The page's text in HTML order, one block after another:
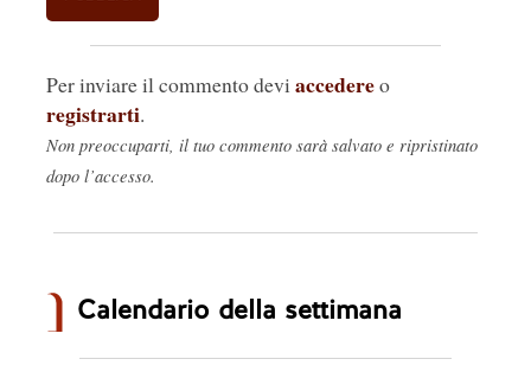
Per inviare il commento devi accedereo
registrarti.
Non preoccuparti, il tuo commento sarà salvato e ripristinato
dopo l’accesso.
Calendario della settimana